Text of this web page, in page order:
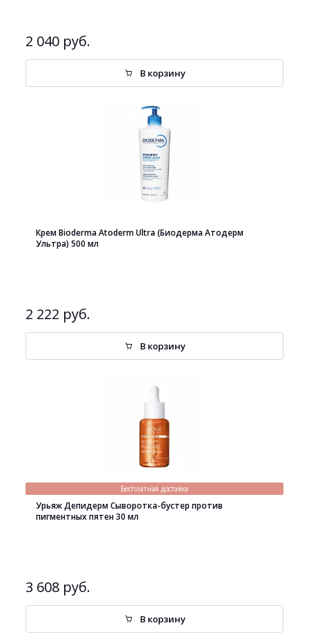
2 040 руб.
В корзину
Крем Bioderma Atoderm Ultra (Биодерма Атодерм
Ультра) 500 мл
2 222 руб.
В корзину
Бесплатная доставка
Урьяж Депидерм Сыворотка-бустер против
пигментных пятен 30 мл
3 608 руб.
В корзину